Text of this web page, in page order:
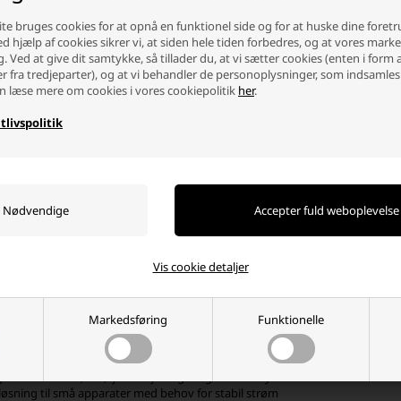
bruges cookies for at opnå en funktionel side og for at huske dine
hjælp af cookies sikrer vi, at siden hele tiden forbedres, og at vores
Ved at give dit samtykke, så tillader du, at vi sætter cookies (enten i form
fra tredjeparter), og at vi behandler de personoplysninger, som
læse mere om cookies i vores cookiepolitik her.
Markedsføring Funktionelle
Vis cookie detaljer
med det gamle batteri eller enhedens manual.
og 3V lithium batterier fra
bruges ofte i små apparater, hvor batteriet skal være
små fjernbetjeninger, LED-lys, sensorer og elektronisk måleudstyr.
lithium batterier er velegnede til enheder, hvor lang holdbarhed og
dag, men hvor batteriet skal være klar, når enheden aktiveres. Det gælder
findes i flere varianter og kan bruges til både almindelig
batterier til udstyr med konkrete krav til form, volt og kapacitet.
af PKCELL knapcellebatterier og 3V lithium batterier
typer som CR2032 og PKCELL 3V CR2450
Li-Ion batterier til udvalgte specialenheder
til små apparater med behov for stabil strøm